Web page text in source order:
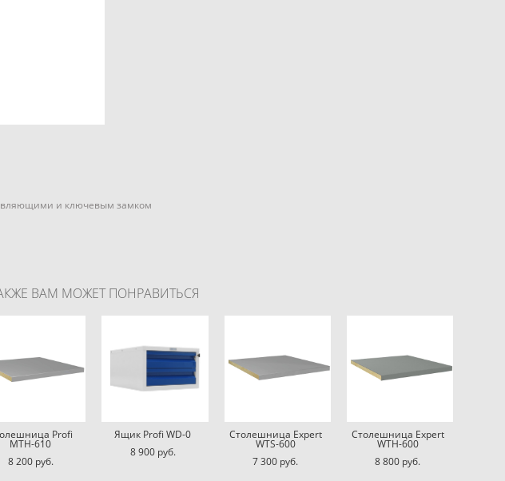
и ключевым замком
ВАМ МОЖЕТ ПОНРАВИТЬСЯ
Profi
MTH-610
8 200 pуб.
Ящик Profi WD-0
8 900 pуб.
Столешница Expert
WTS-600
7 300 pуб.
Столешница Expert
WTH-600
8 800 pуб.